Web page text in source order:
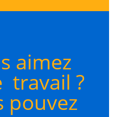
aimez
travail ?
pouvez